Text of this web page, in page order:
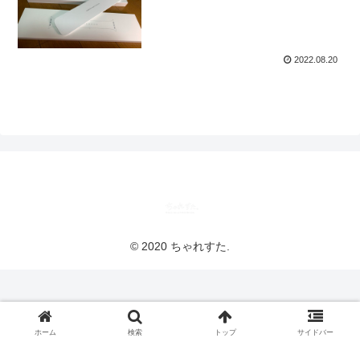
2022.08.20
© 2020 ちゃれすた.
ホーム 検索 トップ サイドバー